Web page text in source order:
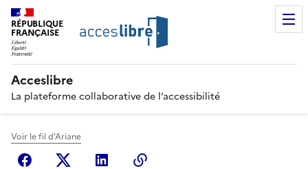
RÉPUBLIQUE
FRANÇAISE
Acceslibre
La plateforme collaborative de l’accessibilité
Voir le fil d'Ariane
FacebookX (anciennement Twitter)
Linkedin